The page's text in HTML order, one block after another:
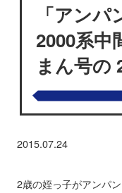
「アン
2000系中
まん号の
2015.07.24
2歳の姪っ子がアンパ